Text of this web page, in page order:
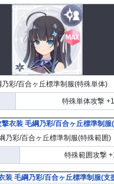
乃彩/百合ヶ丘標準制服(特殊単体)
特殊単体攻撃
乃彩/百合ヶ丘標準制服(特殊範囲)
特殊範囲攻撃